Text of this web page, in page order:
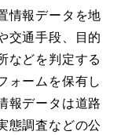
情報データを地
交通手段、目的
などを判定する
ォームを保有し
報データは道路
態調査などの公